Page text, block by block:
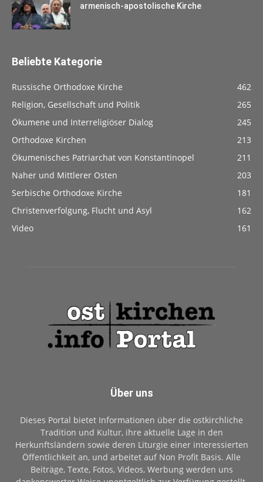
armenisch-apostolische Kirche
Beliebte Kategorie
Russische Orthodoxe Kirche
462
Religion, Gesellschaft und Politik
265
Ökumene und Interreligiöser Dialog
245
Orthodoxe Kirchen
213
Ökumenisches Patriarchat von Konstantinopel
211
Naher und Mittlerer Osten
203
Serbische Orthodoxe Kirche
181
Christenverfolgung, Flucht und Asyl
162
Video
161
Über uns
Dieses Portal bietet Informationen über die ostkirchliche
Tradition und Kultur, ihre aktuelle Lage in den
Herkunftsländern sowie deren Liturgie einer interessierten
Öffentlichkeit an, und arbeitet auf Non Profit Basis. Alle
Beiträge, Texte, Fotos, Videos, Werbung werden uns